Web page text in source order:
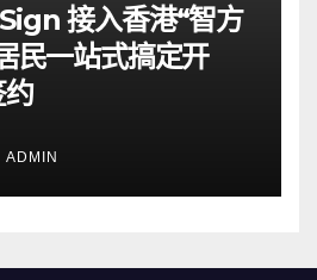
接入香港“智方
民一站式搞定开
ADMIN